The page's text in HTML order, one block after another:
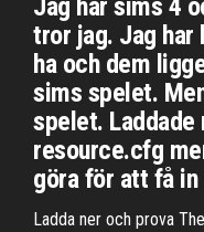
Jag har sims 4
tror jag. Jag har
ha och dem
sims spelet.
spelet. Laddade
resource.cfg
göra för att få
Ladda ner och prova